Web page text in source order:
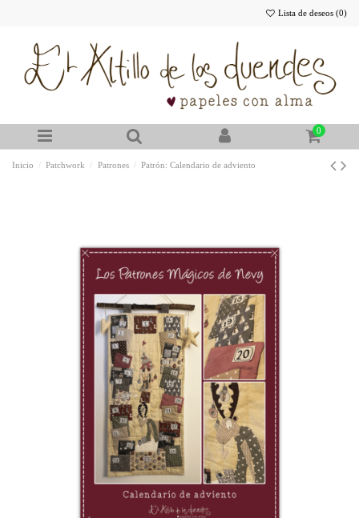
Lista de deseos (0)
0
Inicio Patchwork Patrones Patrón: Calendario de adviento